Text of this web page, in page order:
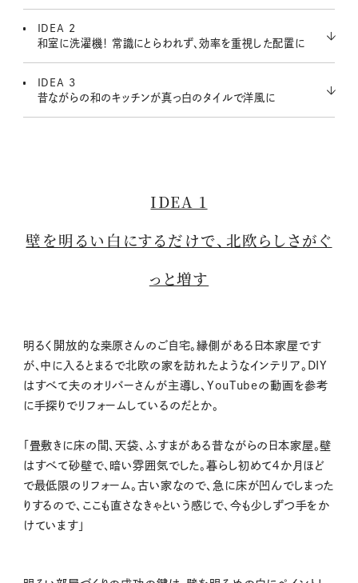
IDEA 2
和室に洗濯機！ 常識にとらわれず、効率を重視した配置に
IDEA 3
昔ながらの和のキッチンが真っ白のタイルで洋風に
IDEA 1
壁を明るい白にするだけで、北欧らしさがぐ
っと増す
明るく開放的な桒原さんのご自宅。縁側がある日本家屋です
が、中に入るとまるで北欧の家を訪れたようなインテリア。DIY
はすべて夫のオリバーさんが主導し、YouTubeの動画を参考
に手探りでリフォームしているのだとか。
「畳敷きに床の間、天袋、ふすまがある昔ながらの日本家屋。壁
はすべて砂壁で、暗い雰囲気でした。暮らし初めて４か月ほど
で最低限のリフォーム。古い家なので、急に床が凹んでしまった
りするので、ここも直さなきゃという感じで、今も少しずつ手をか
けています」